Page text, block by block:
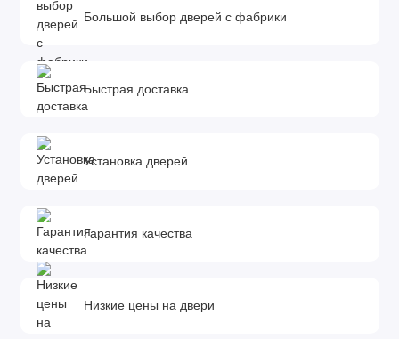
Фурнитура и доборы в комплект не входят.
Доборы, которыми можно укомплектовать дверь:
Размеры доборов - 100x15х2070 мм. 150x15х2070 мм.
200x15х2070 мм.
*Добор - элемент комплектации межкомнатной двери,
необходимый для обрамления дверного проема. Он
устанавливается в том случае, если толщина стены
превышает ширину дверной коробки. Определить количество
и ширину добора можно с помощью замера.
Большой выбор дверей с фабрики
Быстрая доставка
Установка дверей
Гарантия качества
Низкие цены на двери